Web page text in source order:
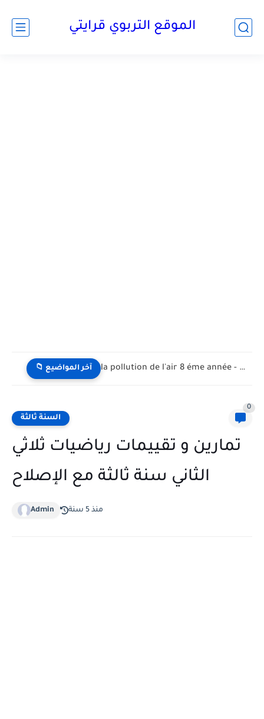
الموقع التربوي قرايتي
📁 آخر المواضيع la pollution de l'air 8 éme année - تلوث الهواء...
السنة ثالثة
0
تمارين و تقييمات رياضيات ثلاثي
الثاني سنة ثالثة مع الإصلاح
Admin منذ 5 سنة